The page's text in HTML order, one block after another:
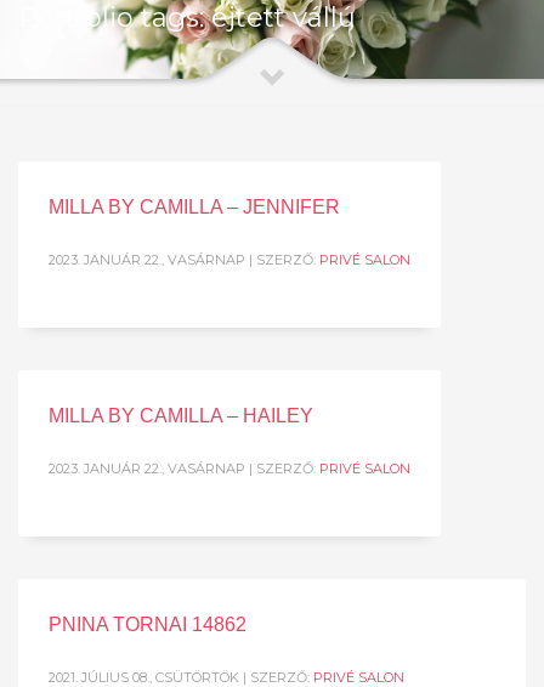
Portfolio tags: ejtett vállú
MILLA BY CAMILLA – JENNIFER
2023. JANUÁR 22., VASÁRNAP | SZERZŐ: PRIVÉ SALON
MILLA BY CAMILLA – HAILEY
2023. JANUÁR 22., VASÁRNAP | SZERZŐ: PRIVÉ SALON
PNINA TORNAI 14862
2021. JÚLIUS 08., CSÜTÖRTÖK | SZERZŐ: PRIVÉ SALON